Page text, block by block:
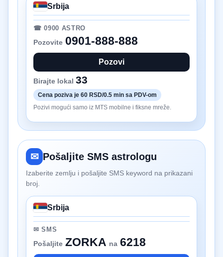
Srbija
☎ 0900 ASTRO
Pozovite 0901-888-888
Pozovi
Birajte lokal 33
Cena poziva je 60 RSD/0.5 min sa PDV-om
Pozivi mogući samo iz MTS mobilne i fiksne mreže.
✉ Pošaljite SMS astrologu
Izaberite zemlju i pošaljite SMS keyword na prikazani
broj.
Srbija
✉ SMS
Pošaljite ZORKA na 6218